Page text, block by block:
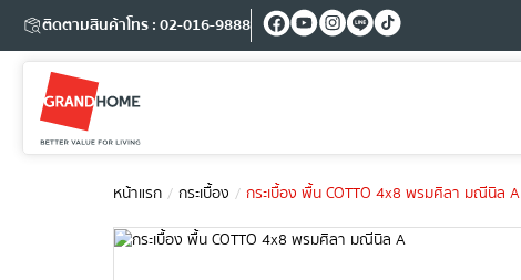
ติดตามสินค้าโทร : 02-016-9888
หน้าแรก กระเบื้อง กระเบื้อง พื้น COTTO 4x8 พรมศิลา มณีนิล A